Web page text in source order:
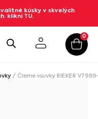
kúsky v skvelých
klikni TU.
0
/ Čierne vsuvky RIEKER